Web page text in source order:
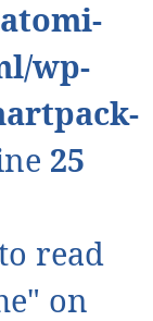
wp-
25
read
on